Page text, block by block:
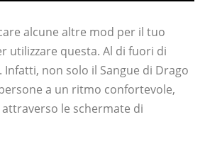
alcune altre mod per il tuo
utilizzare questa. Al di fuori di
Infatti, non solo il Sangue di Drago
a un ritmo confortevole,
le schermate di